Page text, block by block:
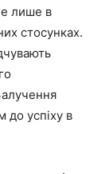
лише в
стосунках.
до успіху в